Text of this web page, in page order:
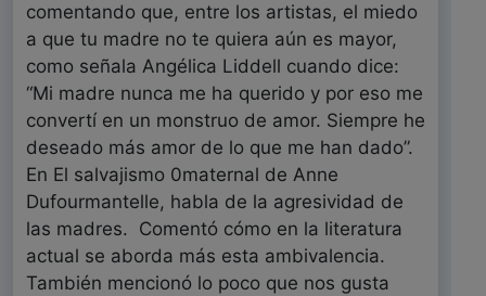
comentando que, entre los artistas, el miedo
a que tu madre no te quiera aún es mayor,
como señala Angélica Liddell cuando dice:
“Mi madre nunca me ha querido y por eso me
convertí en un monstruo de amor. Siempre he
deseado más amor de lo que me han dado”.
En El salvajismo 0maternal de Anne
Dufourmantelle, habla de la agresividad de
las madres. Comentó cómo en la literatura
actual se aborda más esta ambivalencia.
También mencionó lo poco que nos gusta